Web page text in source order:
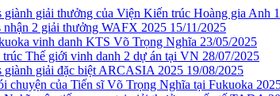
giải thưởng của Viện Kiến trúc Hoàng gia Anh
2 giải thưởng WAFX 2025 15/11/2025
vinh danh KTS Võ Trọng Nghĩa 23/05/2025
Thế giới vinh danh 2 dự án tại VN 28/07/2025
giải đặc biệt ARCASIA 2025 19/08/2025
chuyện của Tiến sĩ Võ Trọng Nghĩa tại Fukuoka